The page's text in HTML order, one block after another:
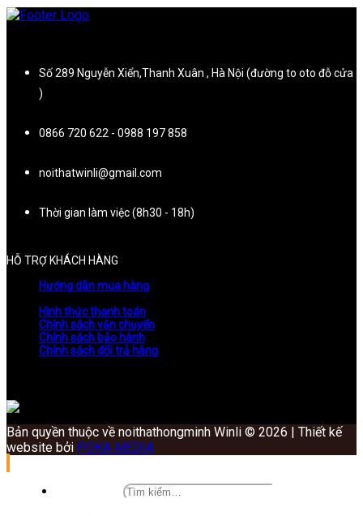
Số 289 Nguyễn Xiển,Thanh Xuân , Hà Nội (đường to oto đỗ cửa
)
0866 720 622 - 0988 197 858
noithatwinli@gmail.com
Thời gian làm việc (8h30 - 18h)
HỖ TRỢ KHÁCH HÀNG
Hướng dẫn mua hàng
Hình thức thanh toán
Chính sách vận chuyển
Chính sách bảo hành
Chính sách đổi trả hàng
Bản quyền thuộc về noithathongminh Winli © 2026 | Thiết kế
website bởi POKA MEDIA